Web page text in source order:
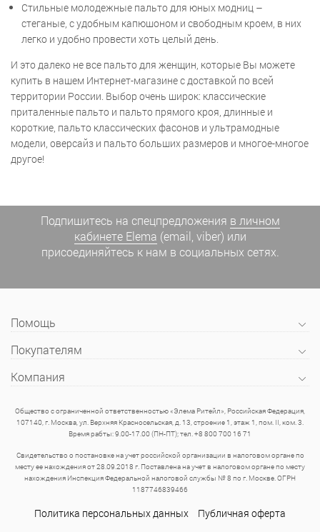
Стильные молодежные пальто для юных модниц –
стеганые, с удобным капюшоном и свободным кроем, в них
легко и удобно провести хоть целый день.
И это далеко не все пальто для женщин, которые Вы можете
купить в нашем Интернет-магазине с доставкой по всей
территории России. Выбор очень широк: классические
приталенные пальто и пальто прямого кроя, длинные и
короткие, пальто классических фасонов и ультрамодные
модели, оверсайз и пальто больших размеров и многое-многое
другое!
Подпишитесь на спецпредложения в личном
кабинете Elema (email, viber) или
присоединяйтесь к нам в социальных сетях.
Помощь
Покупателям
Компания
Общество с ограниченной ответственностью «Элема Ритейл», Российская Федерация,
107140, г. Москва, ул. Верхняя Красносельская, д. 13, строение 1, этаж 1, пом. II, ком. 3.
Время рабты: 9.00-17.00 (ПН-ПТ); тел. +8 800 700 16 71
Свидетельство о постановке на учет российской организации в налоговом органе по
месту ее нахождения от 28.09.2018 г. Поставлена на учет в налоговом органе по месту
нахождения Инспекция Федеральной налоговой службы № 8 по г. Москве. ОГРН
1187746839466
Политика персональных данных Публичная оферта